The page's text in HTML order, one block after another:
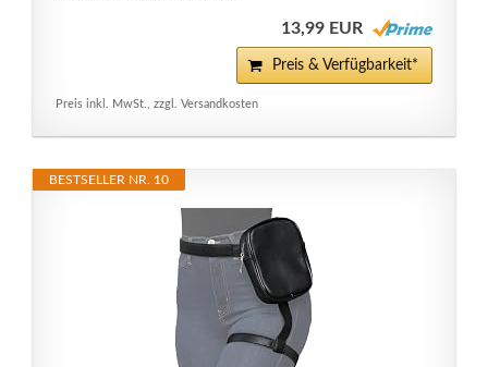
13,99 EUR
Preis & Verfügbarkeit*
Preis inkl. MwSt., zzgl. Versandkosten
BESTSELLER NR. 10